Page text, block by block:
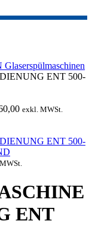
Glaserspülmaschinen
ENT 500-
exkl. MWSt.
ENT 500-
ENT